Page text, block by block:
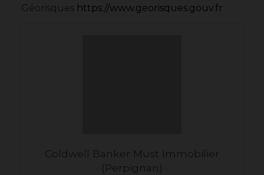
Géorisques https://www.georisques.gouv.fr
Coldwell Banker Must Immobilier
(Perpignan)